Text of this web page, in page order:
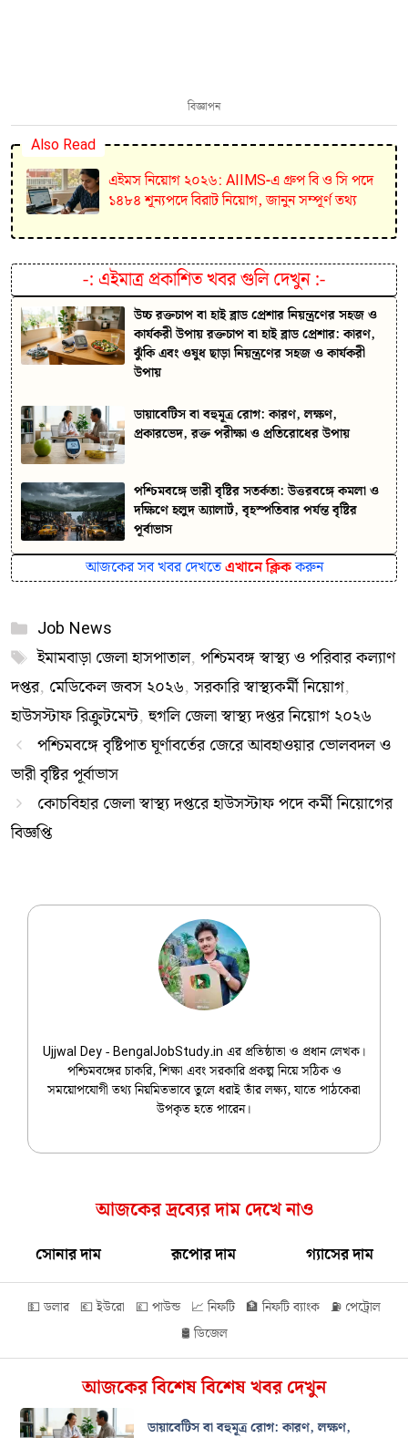
বিজ্ঞাপন
Also Read
এইমস নিয়োগ ২০২৬: AIIMS-এ গ্রুপ বি ও সি পদে
১৪৮৪ শূন্যপদে বিরাট নিয়োগ, জানুন সম্পূর্ণ তথ্য
-: এইমাত্র প্রকাশিত খবর গুলি দেখুন:-
উচ্চ রক্তচাপ বা হাই ব্লাড প্রেশার নিয়ন্ত্রণের সহজ ও
কার্যকরী উপায় রক্তচাপ বা হাই ব্লাড প্রেশার: কারণ,
ঝুঁকি এবং ওষুধ ছাড়া নিয়ন্ত্রণের সহজ ও কার্যকরী
উপায়
ডায়াবেটিস বা বহুমূত্র রোগ: কারণ, লক্ষণ,
প্রকারভেদ, রক্ত পরীক্ষা ও প্রতিরোধের উপায়
পশ্চিমবঙ্গে ভারী বৃষ্টির সতর্কতা: উত্তরবঙ্গে কমলা ও
দক্ষিণে হলুদ অ্যালার্ট, বৃহস্পতিবার পর্যন্ত বৃষ্টির
পূর্বাভাস
আজকের সব খবর দেখতেএখানে ক্লিককরুন
Categories
Job News
Tags
ইমামবাড়া জেলা হাসপাতাল, পশ্চিমবঙ্গ স্বাস্থ্য ও পরিবার কল্যাণ
দপ্তর, মেডিকেল জবস ২০২৬,সরকারি স্বাস্থ্যকর্মী নিয়োগ,
হাউসস্টাফ রিক্রুটমেন্ট,হুগলি জেলা স্বাস্থ্য দপ্তর নিয়োগ ২০২৬
পশ্চিমবঙ্গে বৃষ্টিপাত ঘূর্ণাবর্তের জেরে আবহাওয়ার ভোলবদল ও
ভারী বৃষ্টির পূর্বাভাস
কোচবিহার জেলা স্বাস্থ্য দপ্তরে হাউসস্টাফ পদে কর্মী নিয়োগের
বিজ্ঞপ্তি
Ujjwal Dey - BengalJobStudy.in এর প্রতিষ্ঠাতা ও প্রধান লেখক।
পশ্চিমবঙ্গের চাকরি, শিক্ষা এবং সরকারি প্রকল্প নিয়ে সঠিক ও
সময়োপযোগী তথ্য নিয়মিতভাবে তুলে ধরাই তাঁর লক্ষ্য, যাতে পাঠকেরা
উপকৃত হতে পারেন।
আজকের দ্রব্যের দাম দেখে নাও
সোনার দাম রূপোর দাম গ্যাসের দাম
💵 ডলার 💶 ইউরো 💷 পাউন্ড 📈 নিফটি 🏦 নিফটি ব্যাংক ⛽ পেট্রোল
🛢️ ডিজেল
আজকের বিশেষ বিশেষ খবর দেখুন
ডায়াবেটিস বা বহুমূত্র রোগ: কারণ, লক্ষণ,